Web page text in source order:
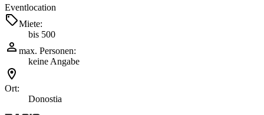
Eventlocation
Miete:
bis 500
max. Personen:
keine Angabe
Ort:
Donostia